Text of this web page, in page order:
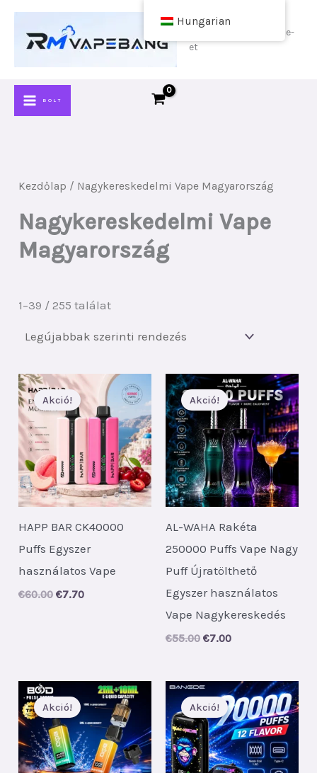
Ugrás
tartalomra
Vásároljon olcsó vape-
et
BOLT
Kezdőlap / Nagykereskedelmi Vape Magyarország
Nagykereskedelmi Vape
Magyarország
1–39 / 255 találatRendezés
Akció!
HAPP BAR CK40000
Puffs Egyszer
használatos Vape
€60.00 Original
€7.70Current
Akció!
AL-WAHA Rakéta
250000 Puffs Vape Nagy
Puff Újratölthető
Egyszer használatos
Vape Nagykereskedés
€55.00 Original
€55.00.
€7.00Current
€7.00.
Akció! Akció!
Hungarian